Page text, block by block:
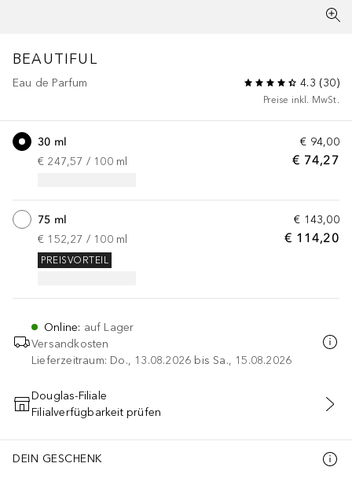
BEAUTIFUL
Eau de Parfum 4.3 (30)
Preise inkl. MwSt.
€ 94,00
€ 74,27
30 ml
€ 247,57 / 100 ml
€ 143,00
€ 114,20
75 ml
€ 152,27 / 100 ml
PREISVORTEIL
Online: auf Lager
Versandkosten
Lieferzeitraum: Do., 13.08.2026 bis Sa., 15.08.2026
IN DEN WARENKORB
Douglas-Filiale
Filialverfügbarkeit prüfen
DEIN GESCHENK